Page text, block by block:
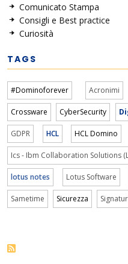
Comunicato Stampa
Consigli e Best practice
Curiosità
TAGS
#Dominoforever Acronimi
Crossware CyberSecurity
GDPR HCL HCL Domino
Ics - Ibm Collaboration Solutions
lotus notes Lotus Software
Sametime Sicurezza